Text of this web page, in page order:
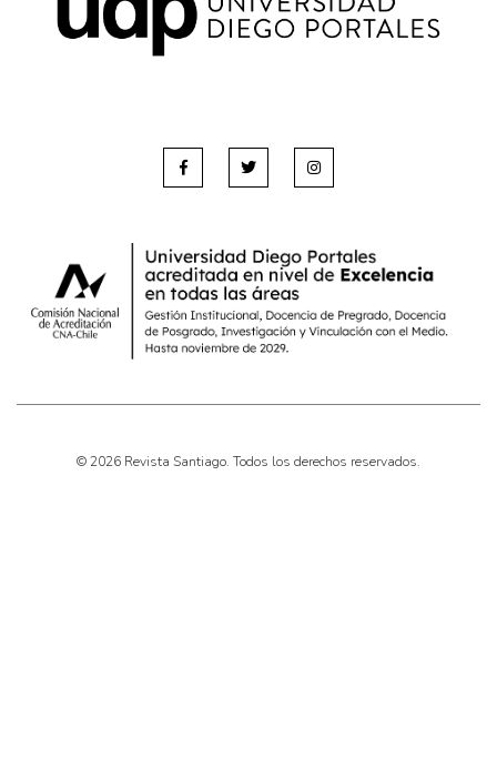
© 2026 Revista Santiago. Todos los derechos reservados.